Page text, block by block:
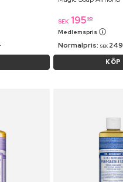
SEK 195 95
Medlemspris
Normalpris: SEK 249
KÖP